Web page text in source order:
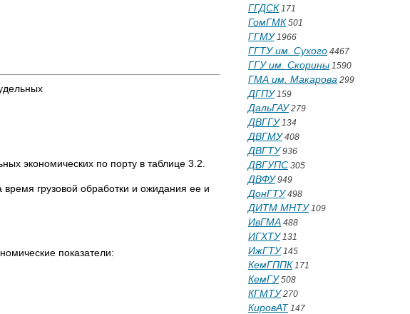
экономических по порту в таблице 3.2.
грузовой обработки и ожидания ее и
показатели:
ГГДСК 171
ГомГМК 501
ГГМУ1966
ГГТУ им. Сухого 4467
ГГУ им. Скорины 1590
ГМА им. Макарова 299
ДГПУ159
ДальГАУ279
ДВГГУ134
ДВГМУ408
ДВГТУ936
ДВГУПС 305
ДВФУ949
ДонГТУ498
ДИТМ МНТУ109
ИвГМА 488
ИГХТУ131
ИжГТУ145
КемГППК 171
КемГУ508
КГМТУ270
КировАТ 147